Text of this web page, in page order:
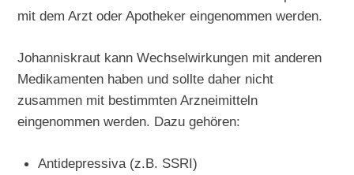
mit dem Arzt oder Apotheker eingenommen werden.
Johanniskraut kann Wechselwirkungen mit anderen
Medikamenten haben und sollte daher nicht
zusammen mit bestimmten Arzneimitteln
eingenommen werden. Dazu gehören:
Antidepressiva (z.B. SSRI)